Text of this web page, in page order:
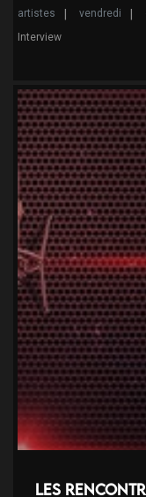
artistes
vendredi
Interview
Les